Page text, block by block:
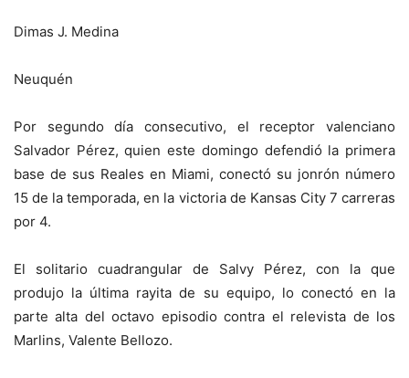
Dimas J. Medina
Neuquén
Por segundo día consecutivo, el receptor valenciano
Salvador Pérez, quien este domingo defendió la primera
base de sus Reales en Miami, conectó su jonrón número
15 de la temporada, en la victoria de Kansas City 7 carreras
por 4.
El solitario cuadrangular de Salvy Pérez, con la que
produjo la última rayita de su equipo, lo conectó en la
parte alta del octavo episodio contra el relevista de los
Marlins, Valente Bellozo.